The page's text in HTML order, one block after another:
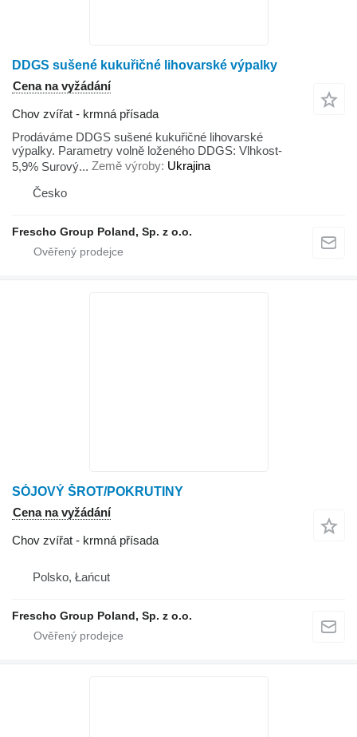
DDGS sušené kukuřičné lihovarské výpalky
Cena na vyžádání
Chov zvířat - krmná přísada
Prodáváme DDGS sušené kukuřičné lihovarské
výpalky. Parametry volně loženého DDGS: Vlhkost-
5,9% Surový... Země výroby Ukrajina
Česko
Frescho Group Poland, Sp. z o.o.
SÓJOVÝ ŠROT/POKRUTINY
Cena na vyžádání
Chov zvířat - krmná přísada
Polsko, Łańcut
Frescho Group Poland, Sp. z o.o.